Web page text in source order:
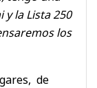
y la Lista 250
los
de